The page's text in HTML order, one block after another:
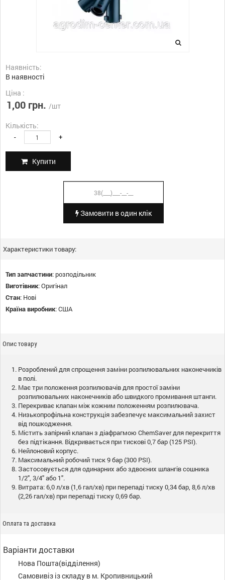
Наявність:
В наявності
Ціна :
1,00 грн. /шт
Кількість:
- +
Купити
Замовити в один клік
Характеристики товару:
Тип запчастини: розподільник
Виготівник:Оригінал
Стан: Нові
Країна виробник:США
Опис товару
Розроблений для спрощення заміни розпилювальних наконечників
в полі.
Має три положення розпилювачів для простої заміни
розпилювальних наконечників або швидкого промивання штанги.
Перекриває клапан між кожним положенням розпилювача.
Низькопрофільна конструкція забезпечує максимальний захист
від пошкодження.
Містить запірний клапан з діафрагмою ChemSaver для перекриття
без підтікання. Відкривається при тискові 0,7 бар (125 PSI).
Нейлоновий корпус.
Максимальний робочий тиск 9 бар (300 PSI).
Застосовується для одинарних або здвоєних шлангів сошника
1/2", 3/4" або 1".
Витрата: 6,0 л/хв (1,6 гал/хв) при перепаді тиску 0,34 бар, 8,6 л/хв
(2,26 гал/хв) при перепаді тиску 0,69 бар.
Оплата та доставка
Варіанти доставки
Нова Пошта(відділення)
Самовивіз із складу в м. Кропивницький